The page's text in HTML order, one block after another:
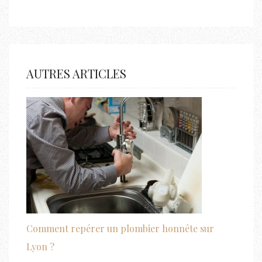
AUTRES ARTICLES
Comment repérer un plombier honnête sur
Lyon ?